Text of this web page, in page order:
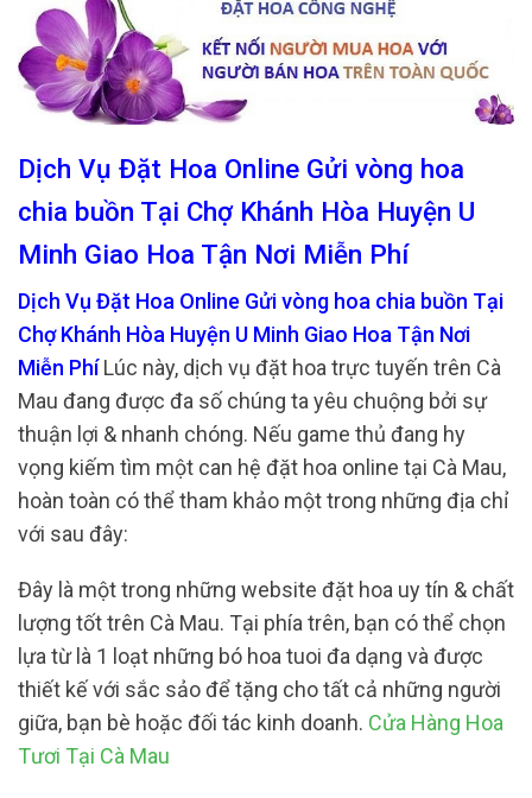
Dịch Vụ Đặt Hoa Online Gửi vòng hoa
chia buồn Tại Chợ Khánh Hòa Huyện U
Minh Giao Hoa Tận Nơi Miễn Phí
Dịch Vụ Đặt Hoa Online Gửi vòng hoa chia buồn Tại
Chợ Khánh Hòa Huyện U Minh Giao Hoa Tận Nơi
Miễn PhíLúc này, dịch vụ đặt hoa trực tuyến trên Cà
Mau đang được đa số chúng ta yêu chuộng bởi sự
thuận lợi & nhanh chóng. Nếu game thủ đang hy
vọng kiếm tìm một can hệ đặt hoa online tại Cà Mau,
hoàn toàn có thể tham khảo một trong những địa chỉ
với sau đây:
Đây là một trong những website đặt hoa uy tín & chất
lượng tốt trên Cà Mau. Tại phía trên, bạn có thể chọn
lựa từ là 1 loạt những bó hoa tuoi đa dạng và được
thiết kế với sắc sảo để tặng cho tất cả những người
giữa, bạn bè hoặc đối tác kinh doanh. Cửa Hàng Hoa
Tươi Tại Cà Mau